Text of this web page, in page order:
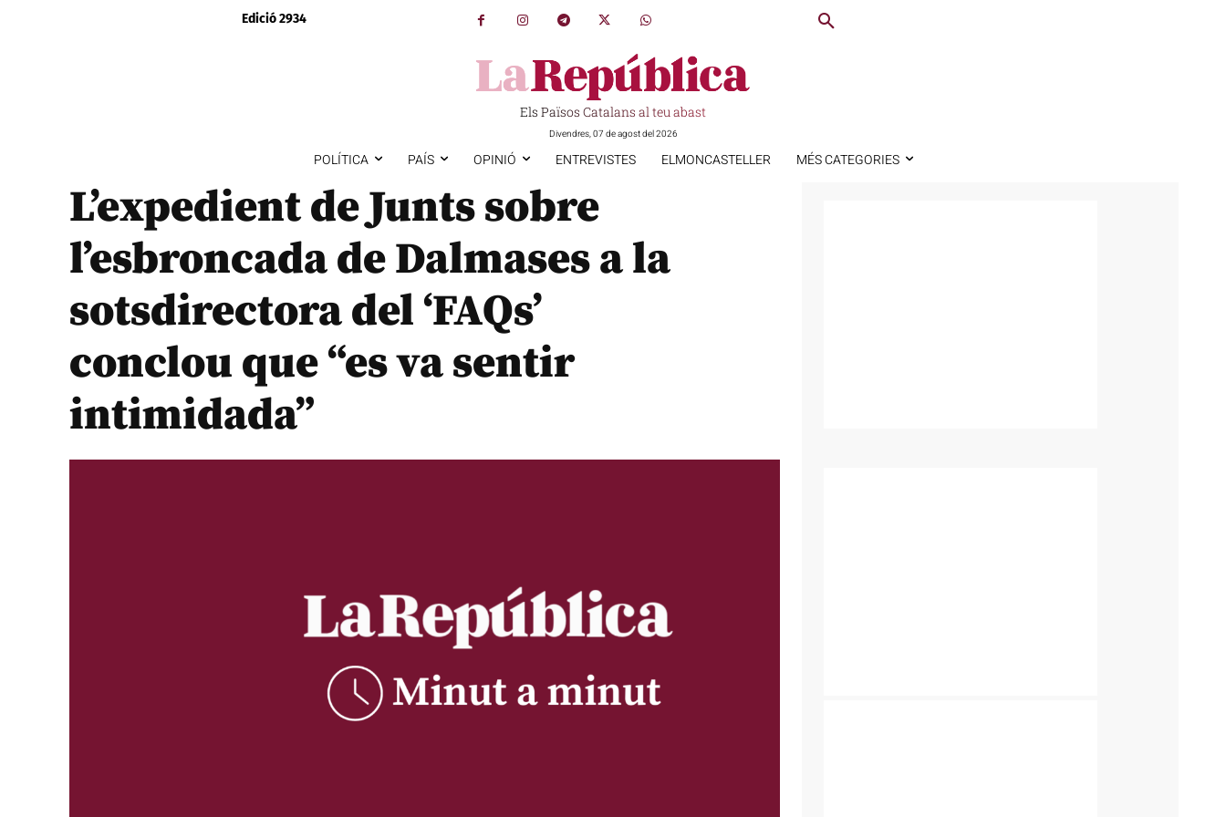
Edició 2934
Els Països Catalans al teu abast
Divendres, 07 de agost del 2026
POLÍTICA PAÍS OPINIÓ ENTREVISTES ELMONCASTELLER MÉS CATEGORIES
L’expedient de Junts sobre
l’esbroncada de Dalmases a la
sotsdirectora del ‘FAQs’
conclou que “es va sentir
intimidada”